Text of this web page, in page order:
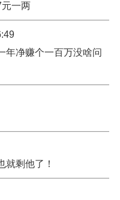
一两
年净赚个一百万没啥问
就剩他了！